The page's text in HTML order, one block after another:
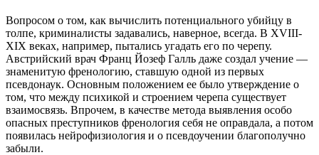
Вопросом о том, как вычислить потенциального убийцу в
толпе, криминалисты задавались, наверное, всегда. В XVIII-
XIX веках, например, пытались угадать его по черепу.
Австрийский врач Франц Йозеф Галль даже создал учение —
знаменитую френологию, ставшую одной из первых
псевдонаук. Основным положением ее было утверждение о
том, что между психикой и строением черепа существует
взаимосвязь. Впрочем, в качестве метода выявления особо
опасных преступников френология себя не оправдала, а потом
появилась нейрофизиология и о псевдоучении благополучно
забыли.